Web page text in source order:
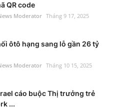
QR code
Moderator Tháng 9 17, 2025
ôtô hạng sang lỗ gần 26 tỷ
Moderator Tháng 10 15, 2025
cáo buộc Thị trưởng trẻ
...